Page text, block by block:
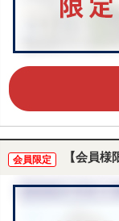
会員限定 【会員様